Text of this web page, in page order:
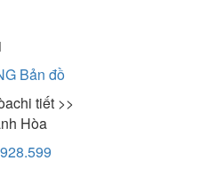
Bản đồ
chi tiết >>
Hòa